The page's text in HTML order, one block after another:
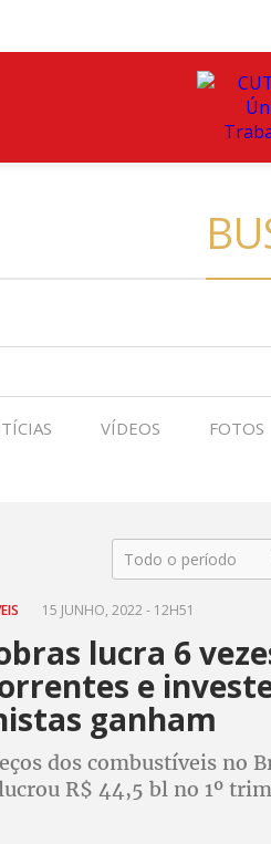
VÍDEOS FOTOS
Todo o período
15 JUNHO, 2022 - 12H51
lucra 6
e
ganham
dos combustíveis no
R$ 44,5 bl no 1º